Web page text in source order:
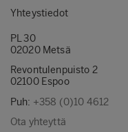
Yhteystiedot
PL 30
02020 Metsä
Revontulenpuisto 2
02100 Espoo
Puh: +358 (0)10 4612
Ota yhteyttä